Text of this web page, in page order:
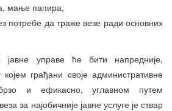
мање папира,
потребе да траже везе ради основних
управе ће бити напредније,
којем грађани своје административне
и ефикасно, углавном путем
за најобичније јавне услуге је ствар